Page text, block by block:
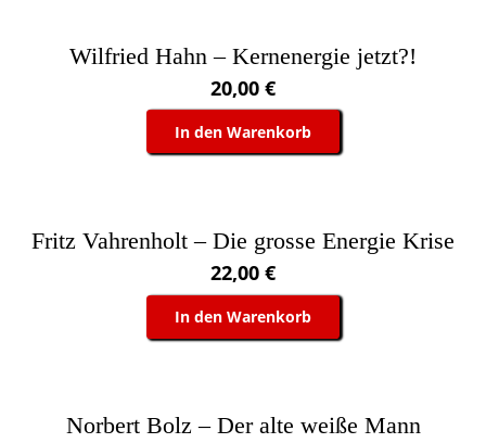
Wilfried Hahn – Kernenergie jetzt?!
20,00 €
In den Warenkorb
Fritz Vahrenholt – Die grosse Energie Krise
22,00 €
In den Warenkorb
Norbert Bolz – Der alte weiße Mann